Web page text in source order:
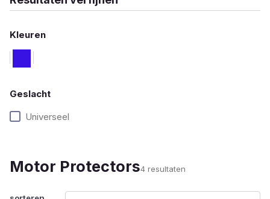
Motor Protectors4 resultaten
Kleuren
Geslacht
Universeel